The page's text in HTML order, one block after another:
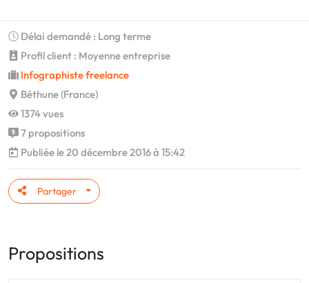
Délai demandé : Long terme
Profil client : Moyenne entreprise
Infographiste freelance
Béthune (France)
1374 vues
7 propositions
Publiée le 20 décembre 2016 à 15:42
Partager
Propositions